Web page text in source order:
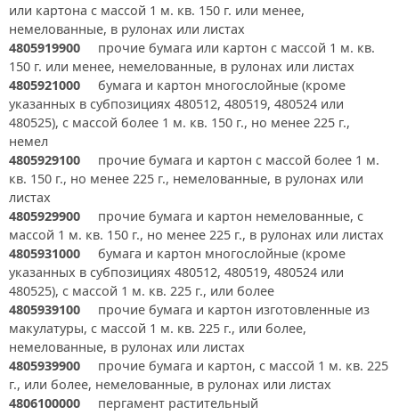
или картона с массой 1 м. кв. 150 г. или менее,
немелованные, в рулонах или листах
4805919900 прочие бумага или картон с массой 1 м. кв.
150 г. или менее, немелованные, в рулонах или листах
4805921000 бумага и картон многослойные (кроме
указанных в субпозициях 480512, 480519, 480524 или
480525), с массой более 1 м. кв. 150 г., но менее 225 г.,
немел
4805929100 прочие бумага и картон с массой более 1 м.
кв. 150 г., но менее 225 г., немелованные, в рулонах или
листах
4805929900 прочие бумага и картон немелованные, с
массой 1 м. кв. 150 г., но менее 225 г., в рулонах или листах
4805931000 бумага и картон многослойные (кроме
указанных в субпозициях 480512, 480519, 480524 или
480525), с массой 1 м. кв. 225 г., или более
4805939100 прочие бумага и картон изготовленные из
макулатуры, с массой 1 м. кв. 225 г., или более,
немелованные, в рулонах или листах
4805939900 прочие бумага и картон, с массой 1 м. кв. 225
г., или более, немелованные, в рулонах или листах
4806100000 пергамент растительный